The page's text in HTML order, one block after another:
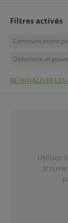
Filtres activés
Communications
Diplomatie et
RÉINITIALISER LES
Utilisez